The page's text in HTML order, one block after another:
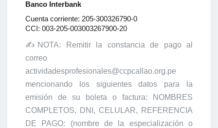
Banco Interbank
Cuenta corriente: 205-300326790-0
CCI: 003-205-003003267900-20
✍NOTA: Remitir la constancia de pago al
correo
actividadesprofesionales@ccpcallao.org.pe
mencionando los siguientes datos para la
emisión de su boleta o factura: NOMBRES
COMPLETOS, DNI, CELULAR, REFERENCIA
DE PAGO: (nombre de la especialización o